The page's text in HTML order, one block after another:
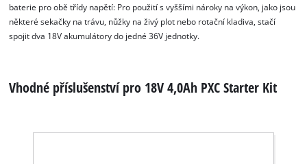
baterie pro obě třídy napětí: Pro použití s vyššími nároky na výkon, jako jsou
některé sekačky na trávu, nůžky na živý plot nebo rotační kladiva, stačí
spojit dva 18V akumulátory do jedné 36V jednotky.
Vhodné příslušenství pro 18V 4,0Ah PXC Starter Kit